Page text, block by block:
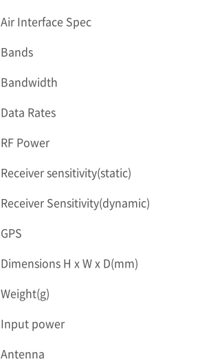
Air Interface Spec
Bands
Bandwidth
Data Rates
RF Power
Receiver sensitivity(static)
Receiver Sensitivity(dynamic)
GPS
Dimensions H x W x D(mm)
Weight(g)
Input power
Antenna